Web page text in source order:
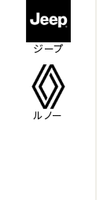
ジープ
ルノー